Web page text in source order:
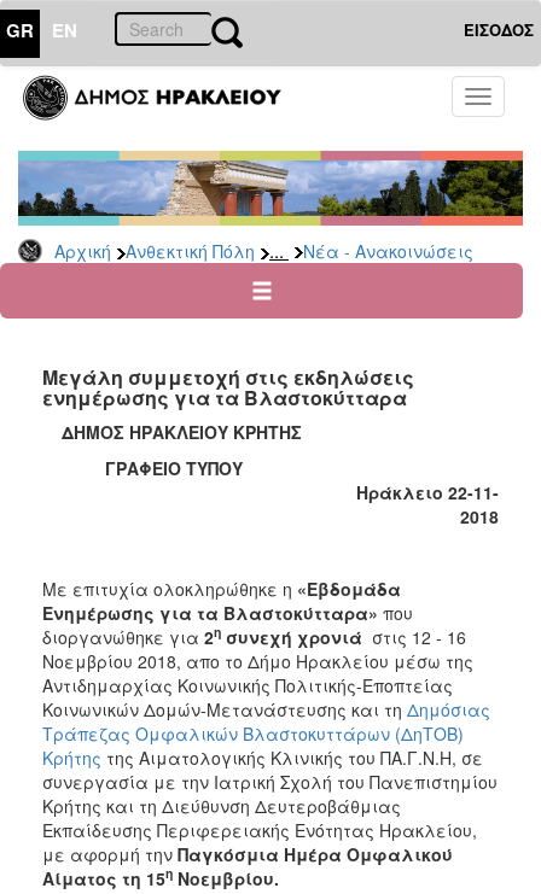
GR EN ΕΙΣΟΔΟΣ
Toggle
Αρχική Ανθεκτική Πόλη ... Νέα - Ανακοινώσεις
ΑΝΘΕΚΤΙΚΗ
ΠΟΛΗ
Κοινωνική
Πολιτική
Νέα
Ανακοινώσεις
για
Οικονομική
Αδυναμία
Φυσικές
Φροντίδας
(Κ.Α.Π.Η.)
Κέντρα
Δημιουργικής
Απασχόλησης
Παιδιών
(Κ.Δ.Α.Π.)
Κέντρα
Ημερήσιας
Φροντίδας
Ηλικιωμένων
(Κ.Η.Φ.Η.)
Μεγάλη συμμετοχή στις εκδηλώσεις
ενημέρωσης για τα Βλαστοκύτταρα
ΔΗΜΟΣ ΗΡΑΚΛΕΙΟΥ ΚΡΗΤΗΣ
ΓΡΑΦΕΙΟ ΤΥΠΟΥ
Ηράκλειο 22-11-
2018
Mε επιτυχία ολοκληρώθηκε η «Εβδομάδα
Ενημέρωσης για τα Βλαστοκύτταρα» που
διοργανώθηκε για 2η συνεχή χρονιά στις 12 - 16
Νοεμβρίου 2018, απο το Δήμο Ηρακλείου μέσω της
Αντιδημαρχίας Κοινωνικής Πολιτικής-Εποπτείας
Κοινωνικών Δομών-Μετανάστευσης και τη Δημόσιας
Τράπεζας Ομφαλικών Βλαστοκυττάρων (ΔηΤΟΒ)
Κρήτης της Αιματολογικής Κλινικής του ΠΑ.Γ.Ν.Η, σε
συνεργασία με την Ιατρική Σχολή του Πανεπιστημίου
Κρήτης και τη Διεύθυνση Δευτεροβάθμιας
Εκπαίδευσης Περιφερειακής Ενότητας Ηρακλείου,
με αφορμή την Παγκόσμια Ημέρα Ομφαλικού
Αίματος τη 15η Νοεμβρίου.